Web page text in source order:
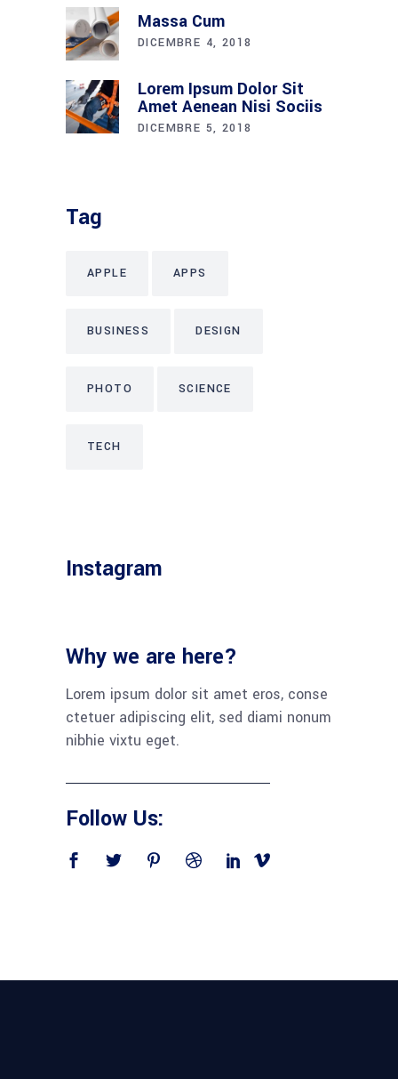
Massa Cum
DICEMBRE 4, 2018
Lorem Ipsum Dolor Sit
Amet Aenean Nisi Sociis
DICEMBRE 5, 2018
Tag
APPLE APPS
BUSINESS DESIGN
PHOTO SCIENCE
TECH
Instagram
Why we are here?
Lorem ipsum dolor sit amet eros, conse
ctetuer adipiscing elit, sed diami nonum
nibhie vixtu eget.
Follow Us: